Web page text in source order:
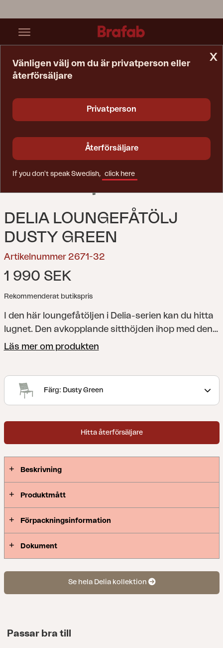
DELIA LOUNGEFÅTÖLJ
DUSTY GREEN
Artikelnummer 2671-32
1 990 SEK
Rekommenderat butikspris
I den här loungefåtöljen i Delia-serien kan du hitta
lugnet. Den avkopplande sitthöjden ihop med den
väl tilltagna ryggvinkeln ger stolen en modern och
former för att maximera komforten. Delia är
skandinavisk form när den är som bäst.
Läs mer om produkten
Färg: Dusty Green
Hitta återförsäljare
Beskrivning
Produktmått
Förpackningsinformation
Dokument
Se hela Delia kollektion
Passar bra till
x
Vänligen välj om du är privatperson eller
återförsäljare
Privatperson
Återförsäljare
If you don't speak Swedish, click here